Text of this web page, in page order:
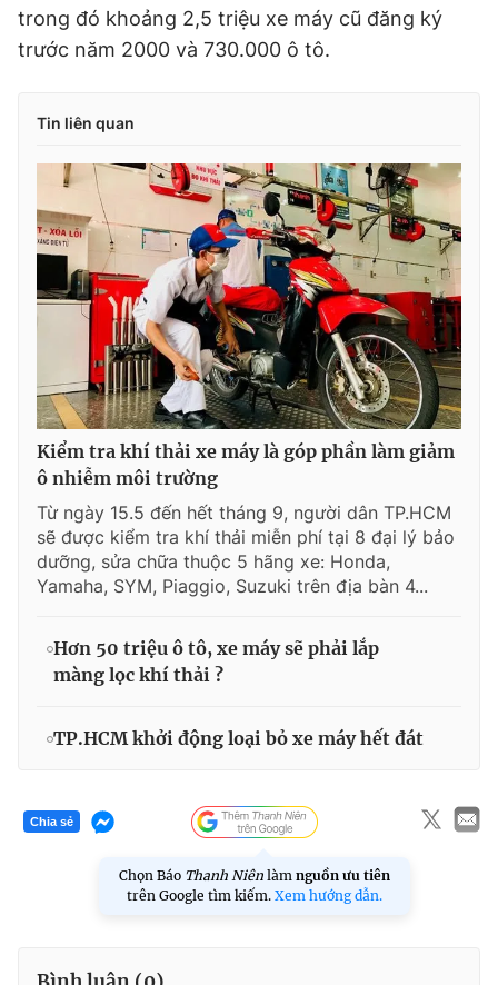
Giấy phép xuất bản số 110/GP - BTTTT cấp ngày 24.3.2020
© 2003-2026 Bản quyền thuộc về Báo Thanh Niên. Cấm sao
chép dưới mọi hình thức nếu không có sự chấp thuận bằng văn
trong đó khoảng 2,5 triệu xe máy cũ đăng ký
trước năm 2000 và 730.000 ô tô.
Tin liên quan
Kiểm tra khí thải xe máy là góp phần làm giảm
ô nhiễm môi trường
Từ ngày 15.5 đến hết tháng 9, người dân TP.HCM
sẽ được kiểm tra khí thải miễn phí tại 8 đại lý bảo
dưỡng, sửa chữa thuộc 5 hãng xe: Honda,
Yamaha, SYM, Piaggio, Suzuki trên địa bàn 4...
Hơn 50 triệu ô tô, xe máy sẽ phải lắp
màng lọc khí thải ?
TP.HCM khởi động loại bỏ xe máy hết đát
Chia sẻ
Chọn Báo Thanh Niên làm nguồn ưu tiên
trên Google tìm kiếm. Xem hướng dẫn.